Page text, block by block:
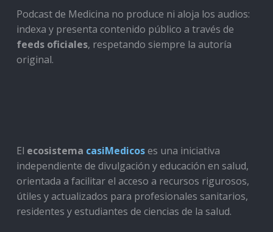
Podcast de Medicina no produce ni aloja los audios:
indexa y presenta contenido público a través de
feeds oficiales, respetando siempre la autoría
original.
El ecosistema casiMedicoses una iniciativa
independiente de divulgación y educación en salud,
orientada a facilitar el acceso a recursos rigurosos,
útiles y actualizados para profesionales sanitarios,
residentes y estudiantes de ciencias de la salud.